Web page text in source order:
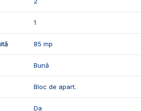
geamurile termopan, usa metalica,
1
85 mp
Bună
Bloc de apart.
Da